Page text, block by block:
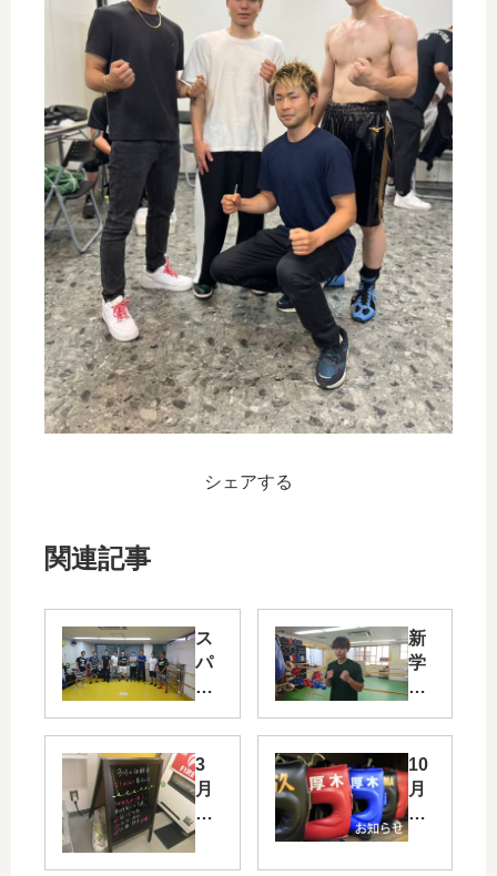
シェアする
関連記事
ス
パ
ー
ン
グ
大
新
学
期
援
入
会
金
無
3
月
の
10
月
の
休